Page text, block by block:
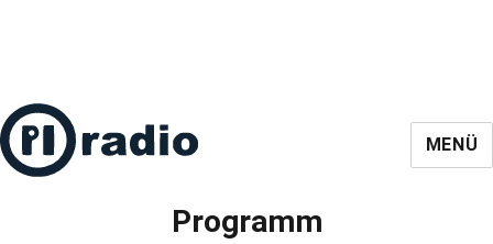
MENÜ
Programm